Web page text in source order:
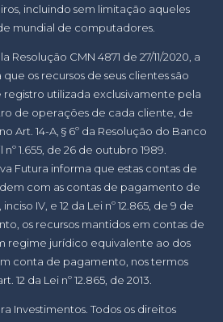
incluindo sem limitação aqueles
mundial de computadores.
CMN 4871 de 27/11/2020, a
os recursos de seus clientes são
utilizada exclusivamente pela
de operações de cada cliente, de
Art. 14-A, § 6º da Resolução do Banco
1.655, de 26 de outubro 1989.
Futura informa que estas contas de
com as contas de pagamento de
IV, e 12 da Lei nº 12.865, de 9 de
os recursos mantidos em contas de
regime jurídico equivalente ao dos
conta de pagamento, nos termos
12 da Lei nº 12.865, de 2013.
Investimentos. Todos os direitos